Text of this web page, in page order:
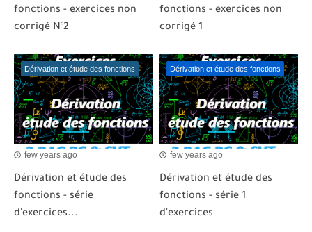
fonctions - exercices non
corrigé N°2
fonctions - exercices non
corrigé 1
Dérivation et étude des fonctions
few years ago
Dérivation et étude des
fonctions - série
d'exercices...
Dérivation et étude des fonctions
few years ago
Dérivation et étude des
fonctions - série 1
d'exercices